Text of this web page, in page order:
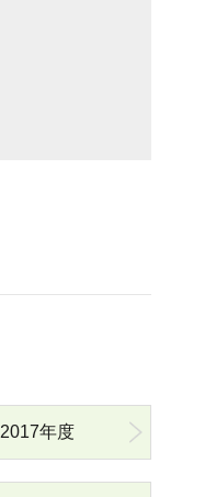
2017年度